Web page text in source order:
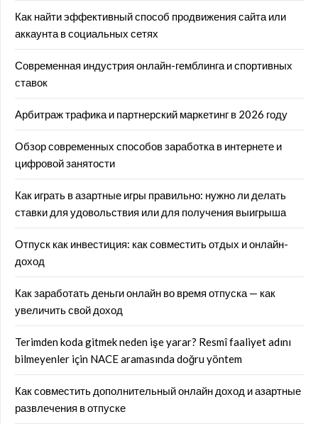
Как найти эффективный способ продвижения сайта или
аккаунта в социальных сетях
Современная индустрия онлайн-гемблинга и спортивных
ставок
Арбитраж трафика и партнерский маркетинг в 2026 году
Обзор современных способов заработка в интернете и
цифровой занятости
Как играть в азартные игры правильно: нужно ли делать
ставки для удовольствия или для получения выигрыша
Отпуск как инвестиция: как совместить отдых и онлайн-
доход
Как заработать деньги онлайн во время отпуска — как
увеличить свой доход
Terimden koda gitmek neden işe yarar? Resmî faaliyet adını
bilmeyenler için NACE aramasında doğru yöntem
Как совместить дополнительный онлайн доход и азартные
развлечения в отпуске